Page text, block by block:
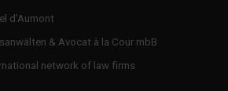
d’Aumont
& Avocat à la Cour mbB
network of law firms